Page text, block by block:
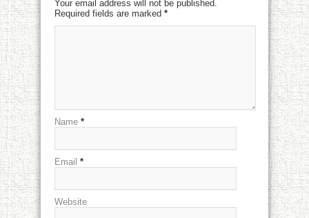
Your email address will not be published.
Required fields are marked *
Name *
Email *
Website